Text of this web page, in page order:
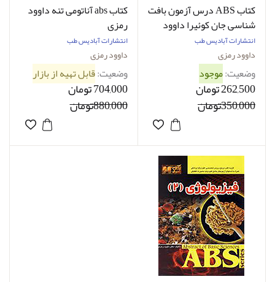
کتاب ABS درس آزمون بافت
شناسی جان کوئیرا داوود
رمزی
انتشارات آبادیس طب
داوود رمزی
وضعیت:موجود
262,500 تومان
350,000تومان
کتاب abs آناتومی تنه داوود
رمزی
انتشارات آبادیس طب
داوود رمزی
وضعیت:قابل تهیه از بازار
704,000 تومان
880,000تومان